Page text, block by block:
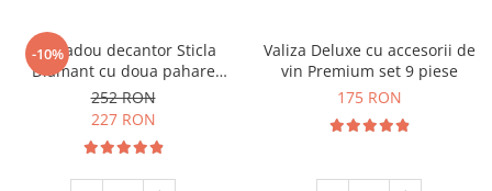
-10%
Set cadou decantor Sticla
Diamant cu doua pahare
Deluxe
252 RON
227 RON
Valiza Deluxe cu accesorii de
vin Premium set 9 piese
175 RON